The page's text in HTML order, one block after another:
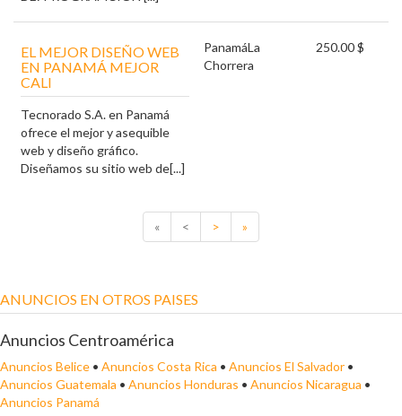
EL MEJOR DISEÑO WEB
EN PANAMÁ MEJOR
CALI
Tecnorado S.A. en Panamá
ofrece el mejor y asequible
web y diseño gráfico.
Diseñamos su sitio web de[...]
PanamáLa
Chorrera
250.00 $
« < > »
ANUNCIOS EN OTROS PAISES
Anuncios Centroamérica
Anuncios Belice • Anuncios Costa Rica • Anuncios El Salvador •
Anuncios Guatemala • Anuncios Honduras • Anuncios Nicaragua •
Anuncios Panamá